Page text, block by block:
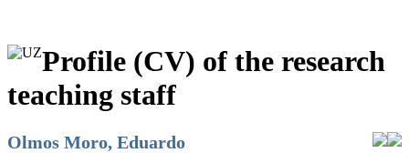
Profile (CV) of the research
teaching staff
Olmos Moro, Eduardo